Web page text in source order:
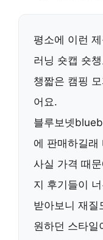
평소에 이런
러닝 숏캡 숏
챙짧은 캠핑
어요.
블루보넷
에 판매하길래
사실 가격 때
지 후기들이
받아보니 재질
원하던 스타일